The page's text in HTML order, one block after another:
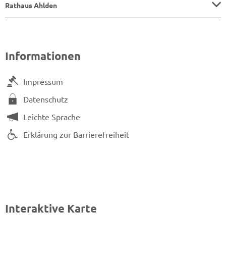
Rathaus Ahlden
Informationen
Impressum
Datenschutz
Leichte Sprache
Erklärung zur Barrierefreiheit
Interaktive Karte